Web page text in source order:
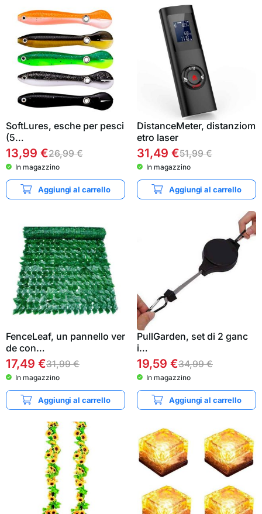
SoftLures, esche per pesci
(5…
13,99 €26,99€
In magazzino
Aggiungi al carrello
DistanceMeter, distanziom
etro laser
31,49 €51,99€
In magazzino
Aggiungi al carrello
FenceLeaf, un pannello ver
de con…
17,49 €31,99€
In magazzino
Aggiungi al carrello
PullGarden, set di 2 ganc
i…
19,59 €34,99€
In magazzino
Aggiungi al carrello